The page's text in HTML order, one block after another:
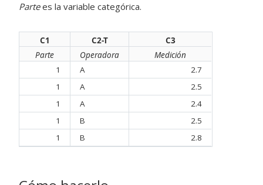
Partees la variable categórica.
C1 C2-T
C3
Parte
Operadora
Medición
1
A
2.7
1
A
2.5
1
A
2.4
1
B
2.5
1
B 2.8